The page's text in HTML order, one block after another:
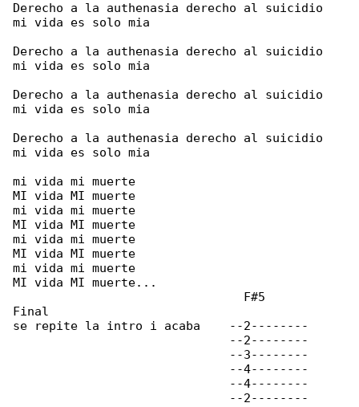
Derecho a la authenasia derecho al suicidio
mi vida es solo mia
Derecho a la authenasia derecho al suicidio
mi vida es solo mia
Derecho a la authenasia derecho al suicidio
mi vida es solo mia
Derecho a la authenasia derecho al suicidio
mi vida es solo mia
mi vida mi muerte
MI vida MI muerte
mi vida mi muerte
MI vida MI muerte
mi vida mi muerte
MI vida MI muerte
mi vida mi muerte
MI vida MI muerte...
                                F#5
Final
se repite la intro i acaba    --2--------
                              --2--------
                              --3--------
                              --4--------
                              --4--------
                              --2--------